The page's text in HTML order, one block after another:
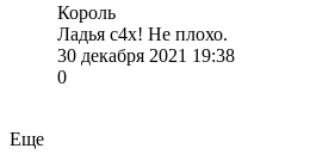
Король
Ладья c4x! Не плохо.
30 декабря 2021 19:38
0
Еще